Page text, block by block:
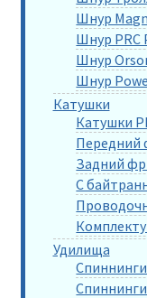
Шнур
Шнур PRC
Шнур
Шнур
Катушки
Катушки
Передний
Задний
С
Удилища
Спиннинги